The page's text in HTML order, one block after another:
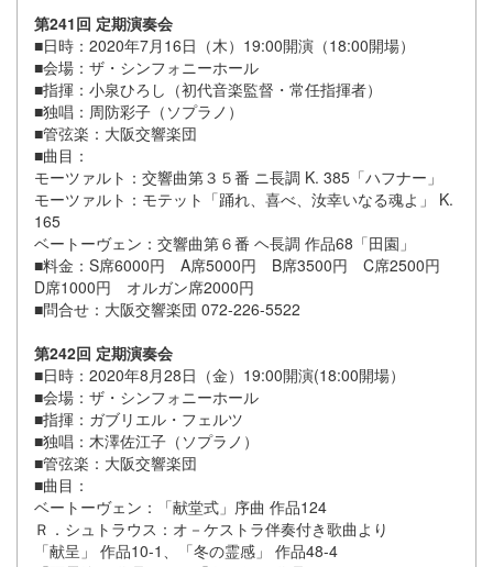
第241回 定期演奏会
■日時：2020年7月16日（木）19:00開演（18:00開場）
■会場：ザ・シンフォニーホール
■指揮：小泉ひろし（初代音楽監督・常任指揮者）
■独唱：周防彩子（ソプラノ）
■管弦楽：大阪交響楽団
■曲目：
モーツァルト：交響曲第３５番 ニ長調 K. 385「ハフナー」
モーツァルト：モテット「踊れ、喜べ、汝幸いなる魂よ」 K.
165
ベートーヴェン：交響曲第６番 ヘ長調 作品68「田園」
■料金：S席6000円 A席5000円 B席3500円 C席2500円
D席1000円 オルガン席2000円
■問合せ：大阪交響楽団 072-226-5522
第242回 定期演奏会
■日時：2020年8月28日（金）19:00開演(18:00開場）
■会場：ザ・シンフォニーホール
■指揮：ガブリエル・フェルツ
■独唱：木澤佐江子（ソプラノ）
■管弦楽：大阪交響楽団
■曲目：
ベートーヴェン：「献堂式」序曲 作品124
Ｒ．シュトラウス：オ－ケストラ伴奏付き歌曲より
「献呈」 作品10-1、「冬の霊感」 作品48-4